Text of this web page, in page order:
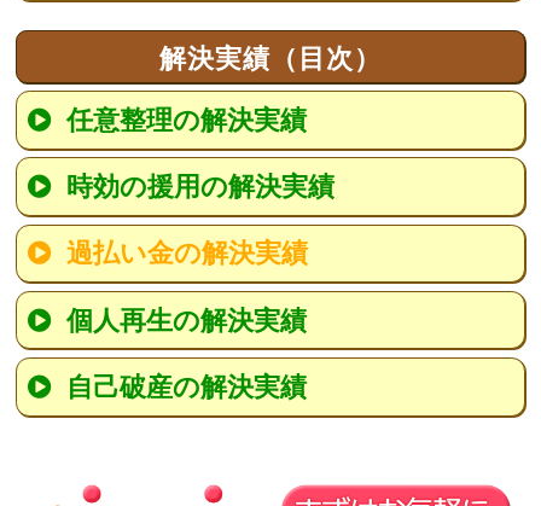
解決実績（目次）
任意整理の解決実績
時効の援用の解決実績
過払い金の解決実績
個人再生の解決実績
自己破産の解決実績